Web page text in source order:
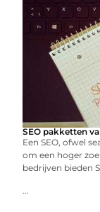
SEO pakketten
Een SEO, ofwel
om een hoger
bedrijven bieden
...